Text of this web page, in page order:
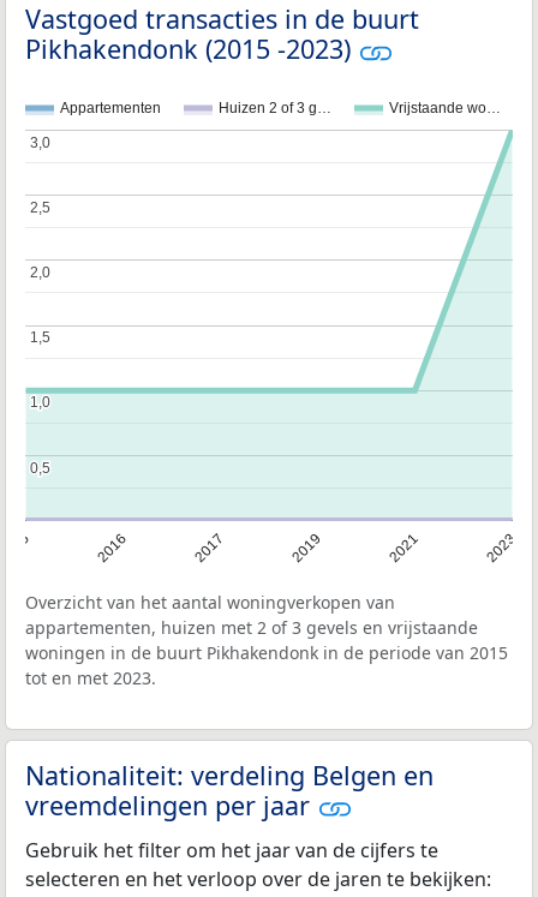
Vastgoed transacties in de buurt
Pikhakendonk (2015 -2023)
Appartementen Huizen 2 of 3 g… Vrijstaande wo…
2016 2017 2019 2021 2023
0,5
0,5
1,0
1,0
1,5
1,5
2,0
2,0
2,5
2,5
3,0
3,0
Overzicht van het aantal woningverkopen van
appartementen, huizen met 2 of 3 gevels en vrijstaande
woningen in de buurt Pikhakendonk in de periode van 2015
tot en met 2023.
Nationaliteit: verdeling Belgen en
vreemdelingen per jaar
Gebruik het filter om het jaar van de cijfers te
selecteren en het verloop over de jaren te bekijken: